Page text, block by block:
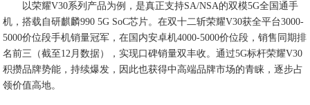
以荣耀V30系列产品为例，是真正支持SA/NSA的双模5G全国通手
机，搭载自研麒麟990 5G SoC芯片。在双十二斩荣耀V30获全平台3000-
5000价位段手机销量冠军，在国内安卓机4000-5000价位段，销售同期排
名前三（截至12月数据），实现口碑销量双丰收。通过5G标杆荣耀V30
积攒品牌势能，持续爆发，因此也获得中高端品牌市场的青睐，逐步占
领价值高地。